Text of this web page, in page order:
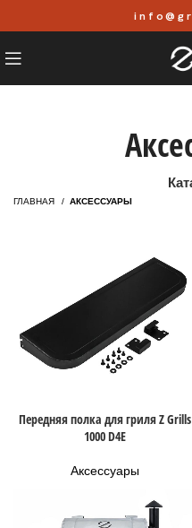
ГЛАВНАЯ АКСЕССУАРЫ
Передняя полка для гриля Z Grills
1000 D4E
Аксессуары